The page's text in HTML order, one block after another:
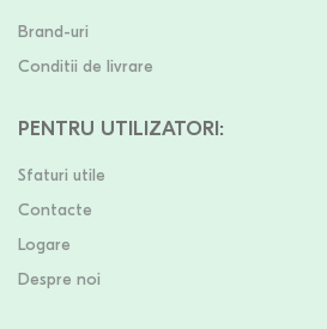
Brand-uri
Conditii de livrare
PENTRU UTILIZATORI:
Sfaturi utile
Contacte
Logare
Despre noi